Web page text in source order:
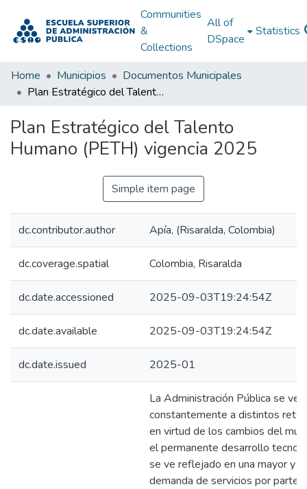
Communities
&
Collections
All of
DSpace
Statistics
Home Municipios
Documentos Municipales
Plan Estratégico del Talento Humano (PETH) vigencia 2025
Plan Estratégico del Talento
Humano (PETH) vigencia 2025
Simple item page
dc.contributor.author Apía, (Risaralda, Colombia)
dc.coverage.spatial Colombia, Risaralda
dc.date.accessioned 2025-09-03T19:24:54Z
dc.date.available 2025-09-03T19:24:54Z
dc.date.issued 2025-01
La Administración Pública se ve
constantemente a distintos
en virtud de los cambios del
el permanente desarrollo
se ve reflejado en una mayor y
demanda de servicios por parte